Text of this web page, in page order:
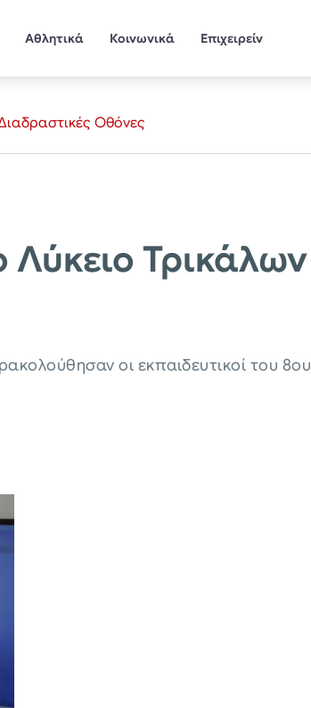
Αθλητικά Κοινωνικά Επιχειρείν
Οθόνες
Τρικάλων
οι εκπαιδευτικοί του 8ου